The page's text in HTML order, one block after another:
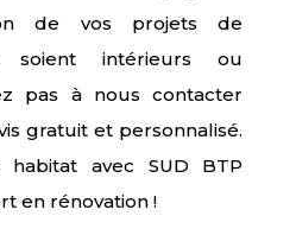
de vos projets de
soient intérieurs ou
pas à nous contacter
gratuit et personnalisé.
habitat avec SUD BTP
en rénovation !